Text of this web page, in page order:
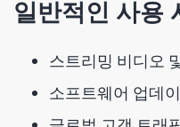
일반적인 사용
스트리밍 비디오
소프트웨어 업데